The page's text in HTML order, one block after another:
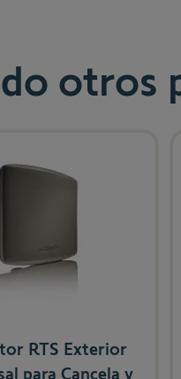
otros
RTS Exterior
para Cancela y